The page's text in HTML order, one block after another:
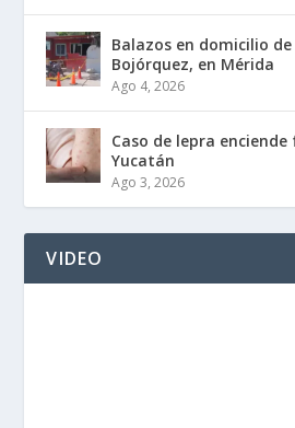
Balazos en domicilio
Bojórquez, en Mérida
Ago 4, 2026
Caso de lepra
Yucatán
Ago 3, 2026
VIDEO